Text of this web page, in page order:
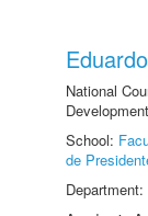
National
School:
de
Department: